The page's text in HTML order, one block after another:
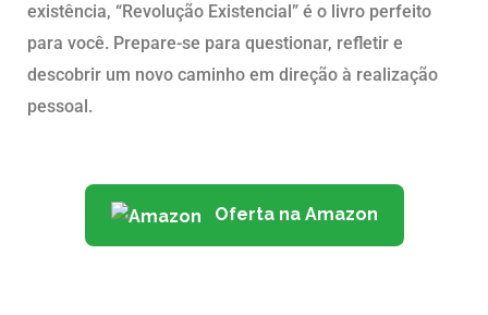
existência, “Revolução Existencial” é o livro perfeito
para você. Prepare-se para questionar, refletir e
descobrir um novo caminho em direção à realização
pessoal.
Oferta na Amazon